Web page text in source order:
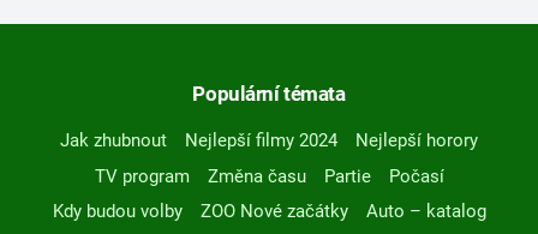
Populární témata
Jak zhubnout Nejlepší filmy 2024
Nejlepší horory
TV program
Změna času Partie
Počasí
Kdy budou volby
ZOO Nové začátky
Auto – katalog